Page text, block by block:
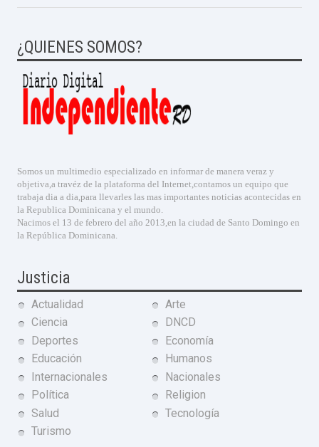
¿QUIENES SOMOS?
Somos un multimedio especializado en informar de manera veraz y
objetiva,a travéz de la plataforma del Internet,contamos un equipo que
trabaja dia a dia,para llevarles las mas importantes noticias acontecidas en
la Republica Dominicana y el mundo.
Nacimos el 13 de febrero del año 2013,en la ciudad de Santo Domingo en
la República Dominicana.
Justicia
Actualidad
Arte
Ciencia
DNCD
Deportes
Economía
Educación
Humanos
Internacionales
Nacionales
Política
Religion
Salud
Tecnología
Turismo